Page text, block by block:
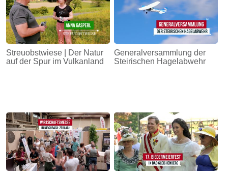
Streuobstwiese | Der Natur
auf der Spur im Vulkanland
Generalversammlung der
Steirischen Hagelabwehr